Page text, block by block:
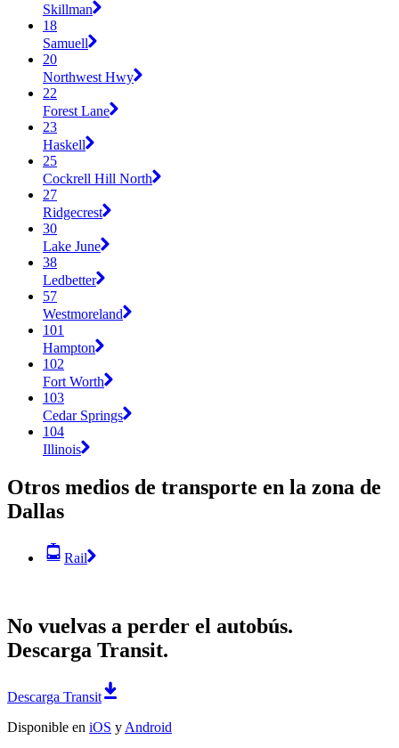
Skillman
18
Samuell
20
Northwest Hwy
22
Forest Lane
23
Haskell
25
Cockrell Hill North
27
Ridgecrest
30
Lake June
38
Ledbetter
57
Westmoreland
101
Hampton
102
Fort Worth
103
Cedar Springs
104
Illinois
Otros medios de transporte en la zona de
Dallas
Rail
No vuelvas a perder el autobús.
Descarga Transit.
Descarga Transit
Disponible en iOS y Android